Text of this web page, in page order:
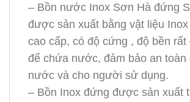
– Bồn nước Inox Sơn Hà đứng
được sản xuất bằng vật liệu
cao cấp, có độ cứng , độ bền rất
để chứa nước, đảm bảo an toàn
nước và cho người sử dụng.
– Bồn Inox đứng được sản xuất